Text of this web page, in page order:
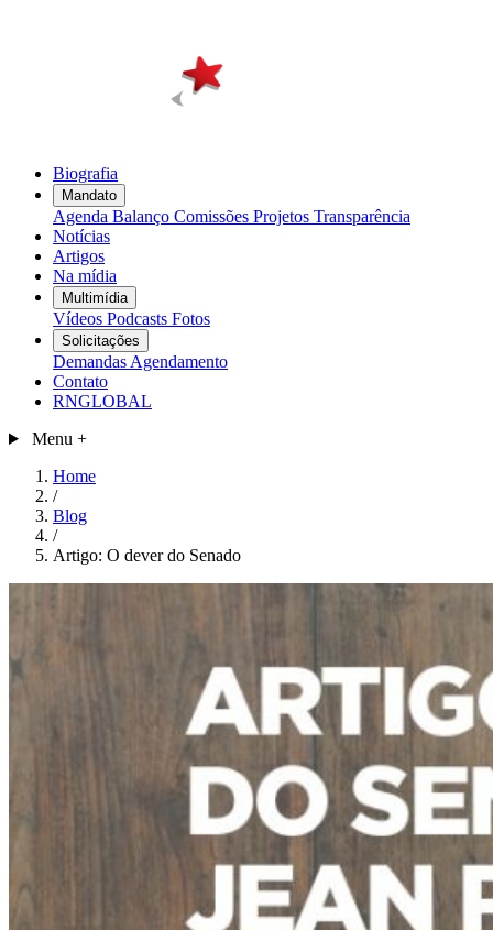
Biografia
Mandato
Agenda Balanço Comissões Projetos Transparência
Notícias
Artigos
Na mídia
Multimídia
Vídeos Podcasts Fotos
Solicitações
Demandas Agendamento
Contato
RNGLOBAL
Menu +
Home
/
Blog
/
Artigo: O dever do Senado